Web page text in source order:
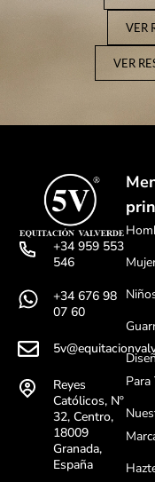
VER
VER
+34 959 553
546
+34 676 98
07 60
Reyes
Católicos, Nº
32, Centro,
18009
Granada,
España
Para